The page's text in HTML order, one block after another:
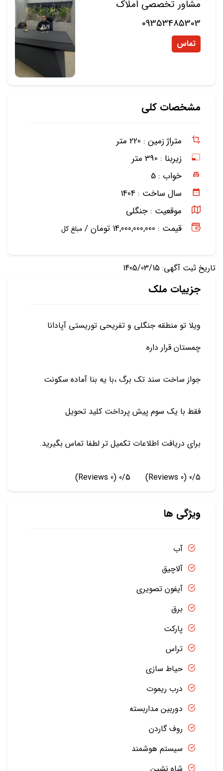
مشاور تخصصی املاک
09353485303
تماس
مشخصات کلی
متراژ زمین : 220 متر
زیربنا : 390 متر
خواب : 5
سال ساخت : 1404
موقعیت : جنگلی
قیمت : 14,000,000,000 تومان /
مبلغ کل
تاریخ ثبت آگهی: 1405/03/15
جزییات ملک
ویلا تو منطقه جنگلی ‌و تفریحی توریستی آپادانا
چمستان قرار داره
جواز ساخت سند تک برگ ،با یه بنا آماده سکونت
فقط با یک سوم پیش پرداخت کلید تحویل
برای دریافت اطلاعات تکمیل تر لطفا تماس بگیرید.
0/5
(0 Reviews)
0/5
(0 Reviews)
ویژگی ها
آب
آلاچیق
آیفون تصویری
برق
پارکت
تراس
حیاط سازی
درب ریموت
دوربین مداربسته
روف گاردن
سیستم هوشمند